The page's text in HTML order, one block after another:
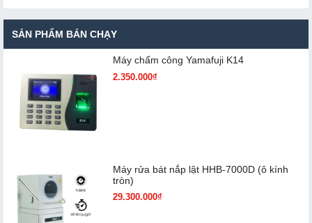
SẢN PHẨM BÁN CHẠY
Máy chấm cô​ng Yamafuji K14
2.350.000₫
Máy rửa bát nắp lật HHB-7000D (ô kính
tròn)
29.300.000₫